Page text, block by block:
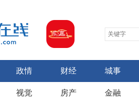
政情 财经 城事
视觉 房产 金融